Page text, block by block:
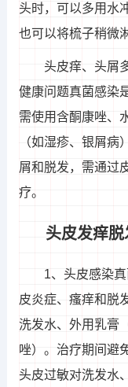
头时，可以多用水
也可以将梳子稍微
头皮痒、头屑
健康问题真菌感染
需使用含酮康唑、
（如湿疹、银屑病
屑和脱发，需通过
疗。
头皮发痒脱
1、头皮感染
皮炎症、瘙痒和脱
洗发水、外用乳膏
唑）。治疗期间避
头皮过敏对洗发水